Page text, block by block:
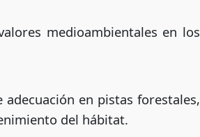
medioambientales en los
en pistas forestales,
del hábitat.